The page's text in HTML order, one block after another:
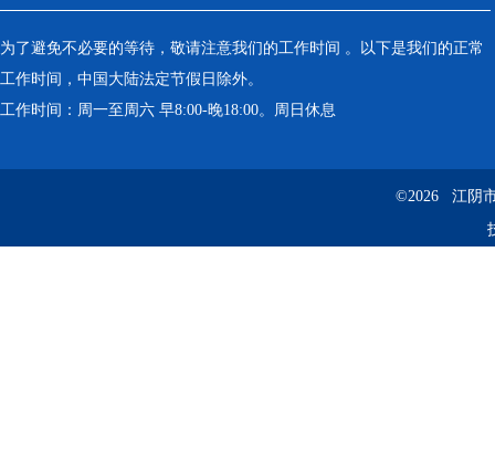
为了避免不必要的等待，敬请注意我们的工作时间 。以下是我们的正常
工作时间，中国大陆法定节假日除外。
工作时间：周一至周六 早8:00-晚18:00。周日休息
©2026 江阴